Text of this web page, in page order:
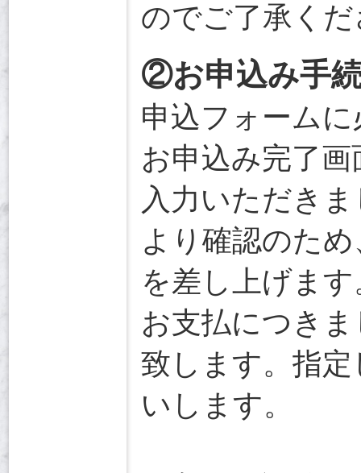
のでご了承く
②お申込み手
申込フォーム
お申込み完了
入力いただき
より確認のた
を差し上げます
お支払につき
致します。指
いします。